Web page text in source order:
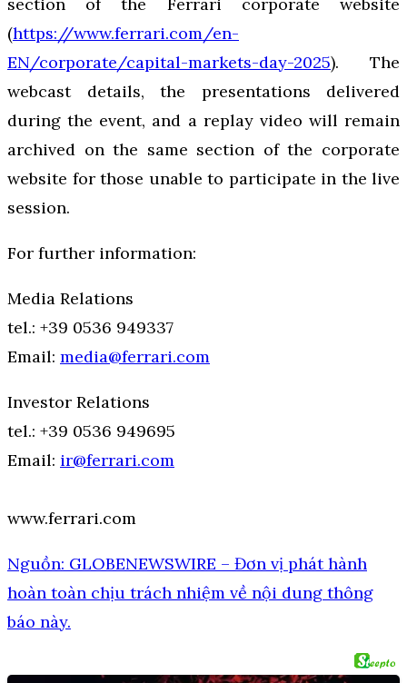
(https://www.ferrari.com/en-
EN/corporate/capital-markets-day-2025). The
webcast details, the presentations delivered
during the event, and a replay video will remain
archived on the same section of the corporate
website for those unable to participate in the live
session.
For further information:
Media Relations
tel.: +39 0536 949337
Email: media@ferrari.com
Investor Relations
tel.: +39 0536 949695
Email: ir@ferrari.com
www.ferrari.com
Nguồn: GLOBENEWSWIRE – Đơn vị phát hành
hoàn toàn chịu trách nhiệm về nội dung thông
báo này.